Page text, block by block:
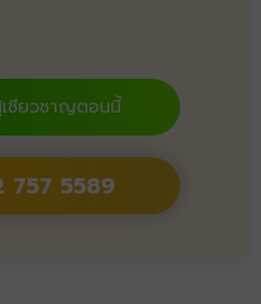
ชียวชาญตอนนี้
757 5589